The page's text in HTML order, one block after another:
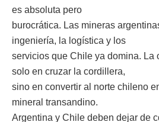
es absoluta pero
burocrática. Las mineras
ingeniería, la logística y los
servicios que Chile ya domina. La
solo en cruzar la cordillera,
sino en convertir al norte chileno
mineral transandino.
Argentina y Chile deben dejar de